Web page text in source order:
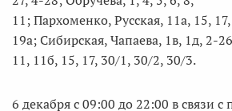
11; Пархоменко, Русская, 11а, 15,
19а; Сибирская, Чапаева, 1в, 1д, 2-
11, 11б, 15, 17, 30/1, 30/2, 30/3.
6 декабря с 09:00 до 22:00 в связи